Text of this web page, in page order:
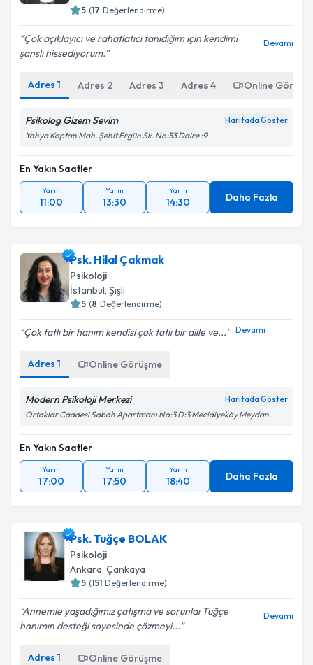
5 (17 Değerlendirme)
Çok açıklayıcı ve rahatlatıcı tanıdığım için kendimi
şanslı hissediyorum.
Devamı
Adres 1 Adres 2 Adres 3 Adres 4 Online
Psikolog Gizem Sevim Haritada Göster
Yahya Kaptan Mah. Şehit Ergün Sk. No:53 Daire :9
En Yakın Saatler
Yarın
11:00
Yarın
13:30
Yarın
14:30 Daha Fazla
Psk. Hilal Çakmak
Psikoloji
İstanbul, Şişli
5 (8 Değerlendirme)
Çok tatlı bir hanım kendisi çok tatlı bir dille ve... Devamı
Adres 1 Online Görüşme
Modern Psikoloji Merkezi Haritada Göster
Ortaklar Caddesi Sabah Apartmanı No:3 D:3 Mecidiyeköy Meydan
En Yakın Saatler
Yarın
17:00
Yarın
17:50
Yarın
18:40 Daha Fazla
Psk. Tuğçe BOLAK
Psikoloji
Ankara, Çankaya
5 (151 Değerlendirme)
Annemle yaşadığımız çatışma ve sorunlaı Tuğçe
hanımın desteği sayesinde çözmeyi...
Devamı
Adres 1 Online Görüşme